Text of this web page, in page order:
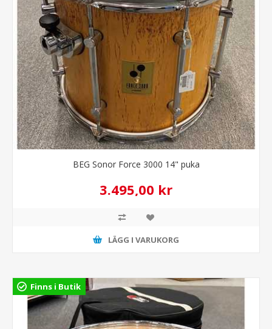
BEG Sonor Force 3000 14" puka
3.495,00 kr
LÄGG I VARUKORG
Finns i Butik